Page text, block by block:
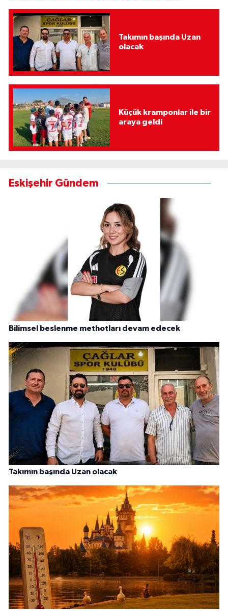
Takımın başında Uzan
olacak
Küçük kramponlar ile bir
araya geldi
Eskişehir Gündem
Bilimsel beslenme methotları devam edecek
Takımın başında Uzan olacak